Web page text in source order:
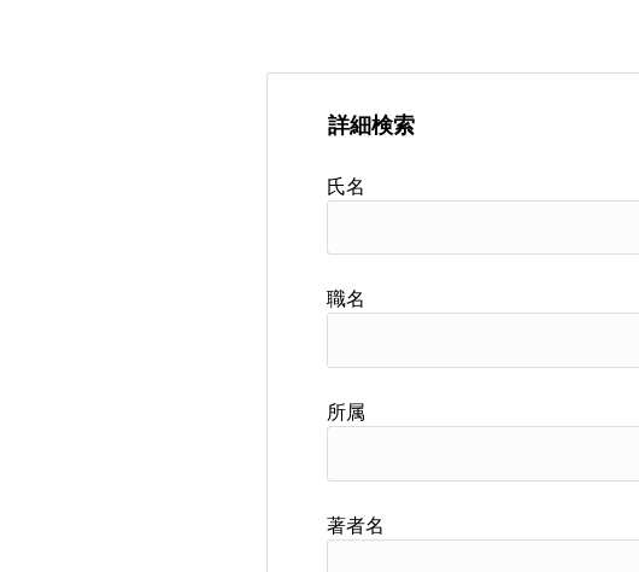
詳細検索
氏名
職名
所属
著者名